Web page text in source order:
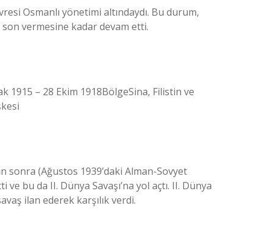
Osmanlı yönetimi altındaydı. Bu durum,
vermesine kadar devam etti.
1915 – 28 Ekim 1918BölgeSina, Filistin ve
sonra (Ağustos 1939’daki Alman-Sovyet
ve bu da II. Dünya Savaşı’na yol açtı. II. Dünya
ilan ederek karşılık verdi.